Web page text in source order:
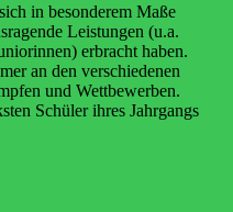
in besonderem Maße
Leistungen (u.a.
erbracht haben.
an den verschiedenen
und Wettbewerben.
Schüler ihres Jahrgangs